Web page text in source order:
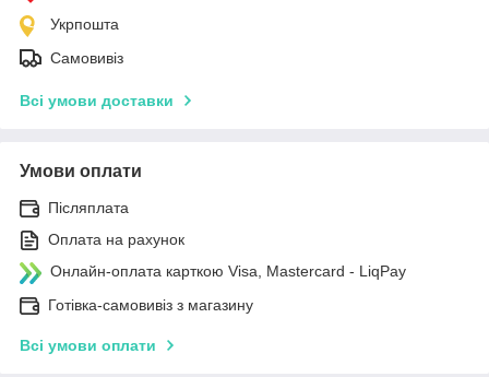
Укрпошта
Самовивіз
Всі умови доставки
Умови оплати
Післяплата
Оплата на рахунок
Онлайн-оплата карткою Visa, Mastercard - LiqPay
Готівка-самовивіз з магазину
Всі умови оплати